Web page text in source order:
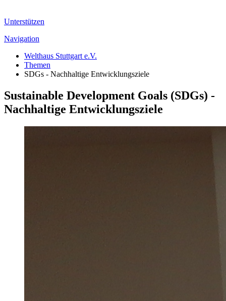
Unterstützen
Navigation
Welthaus Stuttgart e.V.
Themen
SDGs - Nachhaltige Entwicklungsziele
Sustainable Development Goals (SDGs) -
Nachhaltige Entwicklungsziele